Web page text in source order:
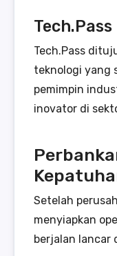
Tech.Pass
Tech.Pass
teknologi yang
pemimpin
inovator di
Setelah
menyiapkan
berjalan lancar